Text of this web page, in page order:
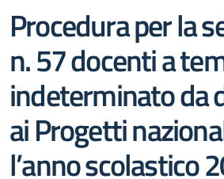
Procedura per la
n. 57 docenti a
indeterminato da
ai Progetti
l’anno scolastico